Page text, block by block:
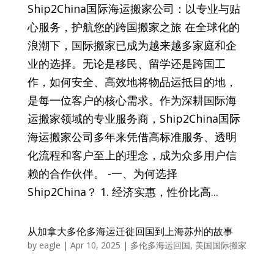
Ship2China国际海运搬家公司：以专业与贴
心服务，护航您的跨国搬家之旅 在全球化的
浪潮下，国际搬家已成为越来越多家庭和企
业的选择。无论是移民、留学还是跨国工
作，如何安全、高效地将物品运抵目的地，
是每一位客户的核心需求。作为深耕国际海
运搬家领域的专业服务商，Ship2China国际
海运搬家公司多年来凭借高标准服务、透明
化流程和客户至上的理念，成为众多用户信
赖的合作伙伴。 -一、为何选择
Ship2China？ 1. 经济实惠，性价比高...
从加拿大多伦多海运迁徙回国到上海苏州的故事
by eagle | Apr 10, 2025 | 多伦多海运回国, 美国国际搬家